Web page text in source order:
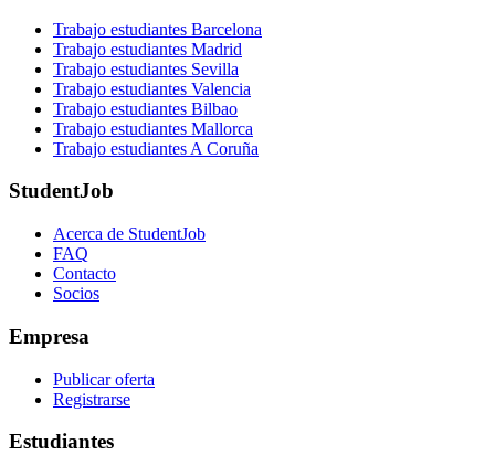
Trabajo estudiantes Barcelona
Trabajo estudiantes Madrid
Trabajo estudiantes Sevilla
Trabajo estudiantes Valencia
Trabajo estudiantes Bilbao
Trabajo estudiantes Mallorca
Trabajo estudiantes A Coruña
StudentJob
Acerca de StudentJob
FAQ
Contacto
Socios
Empresa
Publicar oferta
Registrarse
Estudiantes